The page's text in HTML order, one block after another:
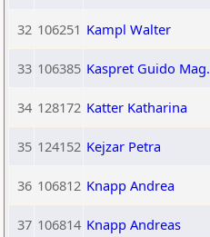
32 106251 Kampl Walter
33 106385 Kaspret Guido Mag.
34 128172 Katter Katharina
35 124152 Kejzar Petra
36 106812 Knapp Andrea
37 106814 Knapp Andreas